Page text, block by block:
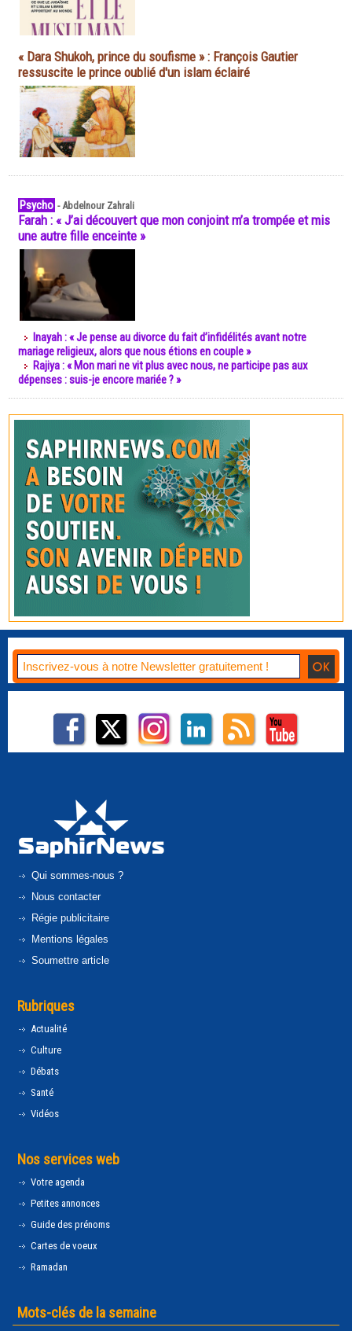
« Dara Shukoh, prince du soufisme » : François Gautier
ressuscite le prince oublié d'un islam éclairé
Psycho -Abdelnour Zahrali
Farah : « J’ai découvert que mon conjoint m’a trompée et mis
une autre fille enceinte »
Inayah : « Je pense au divorce du fait d’infidélités avant notre
mariage religieux, alors que nous étions en couple »
Rajiya : « Mon mari ne vit plus avec nous, ne participe pas aux
dépenses : suis-je encore mariée ? »
Qui sommes-nous ?
Nous contacter
Régie publicitaire
Mentions légales
Soumettre article
Rubriques
Actualité
Culture
Débats
Santé
Vidéos
Nos services web
Votre agenda
Petites annonces
Guide des prénoms
Cartes de voeux
Ramadan
Mots-clés de la semaine